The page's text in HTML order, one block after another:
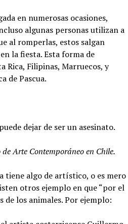
en numerosas ocasiones,
algunas personas utilizan a
al romperlas, estos salgan
la fiesta. Esta forma de
Rica, Filipinas, Marruecos, y
de Pascua.
dejar de ser un asesinato.
Arte Contemporáneo en Chile.
tiene algo de artístico, o es mero
otros ejemplo en que “por el
de los animales. Por ejemplo: